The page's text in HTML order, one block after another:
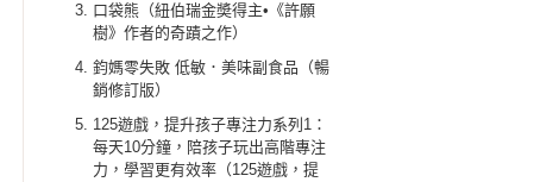
口袋熊（紐伯瑞金奬得主•《許願
樹》作者的奇蹟之作）
鈞媽零失敗 低敏．美味副食品（暢
銷修訂版）
125遊戲，提升孩子專注力系列1：
每天10分鐘，陪孩子玩出高階專注
力，學習更有效率（125遊戲，提